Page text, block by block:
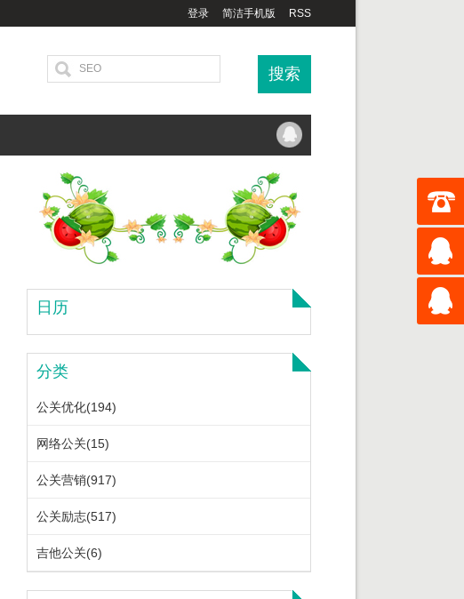
登录 简洁手机版 RSS
日历
分类
公关优化(194)
网络公关(15)
公关营销(917)
公关励志(517)
吉他公关(6)